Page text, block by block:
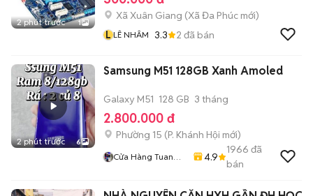
2 phút trước 1
Xã Xuân Giang (Xã Đa Phúc mới)
L LÊ NHÂM 3.3 2 đã bán
2 phút trước 6
Samsung M51 128GB Xanh Amoled
Galaxy M51 128 GB 3 tháng
2.800.000 đ
Phường 15 (P. Khánh Hội mới)
Cửa Hàng Tuan
4.9
1966 đã
bán